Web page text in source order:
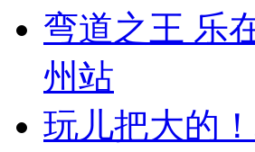
弯道之王 乐
州站
玩儿把大的